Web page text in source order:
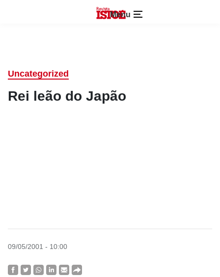
Menu
Uncategorized
Rei leão do Japão
09/05/2001 - 10:00